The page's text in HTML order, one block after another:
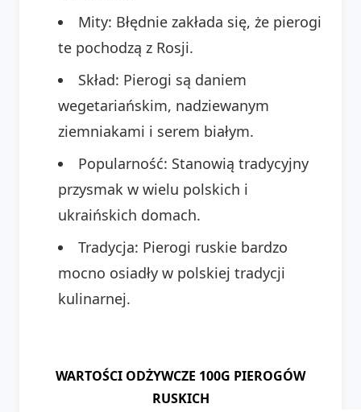
Mity: Błędnie zakłada się, że pierogi
te pochodzą z Rosji.
Skład: Pierogi są daniem
wegetariańskim, nadziewanym
ziemniakami i serem białym.
Popularność: Stanowią tradycyjny
przysmak w wielu polskich i
ukraińskich domach.
Tradycja: Pierogi ruskie bardzo
mocno osiadły w polskiej tradycji
kulinarnej.
WARTOŚCI ODŻYWCZE 100G PIEROGÓW
RUSKICH